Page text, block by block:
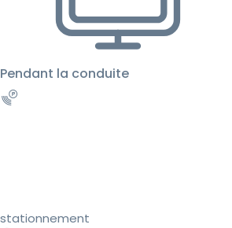
Pendant la conduite
stationnement